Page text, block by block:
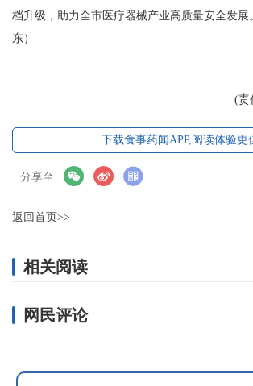
档升级，助力全市医疗器械产业高质量安全发展
东）
(责
下载食事药闻APP,阅读体验更
分享至
返回首页>>
相关阅读
网民评论